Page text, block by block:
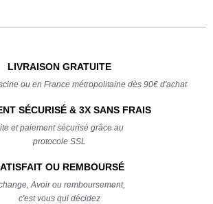
LIVRAISON GRATUITE
ou en France métropolitaine dès 90€ d'achat
SÉCURISÉ & 3X SANS FRAIS
et paiement sécurisé grâce au
protocole SSL
OU REMBOURSÉ
Avoir ou remboursement,
c'est vous qui décidez